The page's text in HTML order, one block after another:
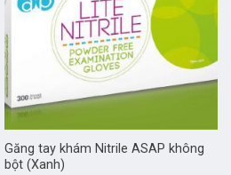
Găng tay khám Nitrile ASAP không
bột (Xanh)